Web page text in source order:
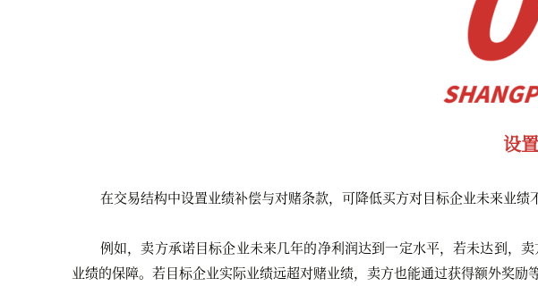
设
在交易结构中设置业绩补偿与对赌条款，可降低买方对目标企业未来业绩
例如，卖方承诺目标企业未来几年的净利润达到一定水平，若未达到，
业绩的保障。若目标企业实际业绩远超对赌业绩，卖方也能通过获得额外奖励